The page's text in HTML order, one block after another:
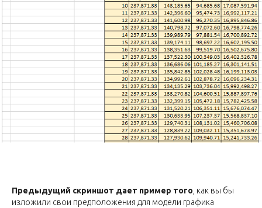
Предыдущий скриншот дает пример того , как вы бы
изложили свои предположения для модели графика